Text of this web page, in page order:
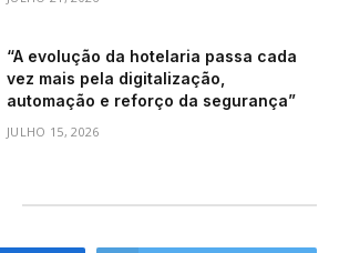
“A evolução da hotelaria passa cada
vez mais pela digitalização,
automação e reforço da segurança”
JULHO 15, 2026